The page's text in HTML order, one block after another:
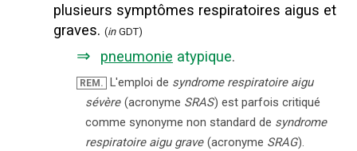
plusieurs symptômes respiratoires aigus et
graves. (in GDT)
⇒ pneumonie atypique.
REM. L'emploi de syndrome respiratoire aigu
sévère (acronyme SRAS) est parfois critiqué
comme synonyme non standard de syndrome
respiratoire aigu grave (acronyme SRAG).